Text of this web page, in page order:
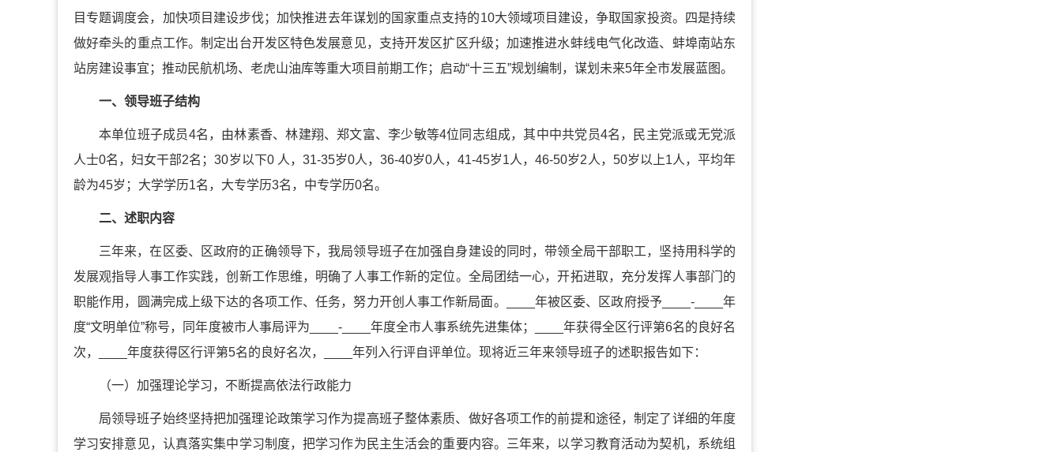
目专题调度会，加快项目建设步伐；加快推进去年谋划的国家重点支持的10大领域项目建设，争取国家投资。四是持续
做好牵头的重点工作。制定出台开发区特色发展意见，支持开发区扩区升级；加速推进水蚌线电气化改造、蚌埠南站东
站房建设事宜；推动民航机场、老虎山油库等重大项目前期工作；启动“十三五”规划编制，谋划未来5年全市发展蓝图。
一、领导班子结构
本单位班子成员4名，由林素香、林建翔、郑文富、李少敏等4位同志组成，其中中共党员4名，民主党派或无党派
人士0名，妇女干部2名；30岁以下0 人，31-35岁0人，36-40岁0人，41-45岁1人，46-50岁2人，50岁以上1人，平均年
龄为45岁；大学学历1名，大专学历3名，中专学历0名。
二、述职内容
三年来，在区委、区政府的正确领导下，我局领导班子在加强自身建设的同时，带领全局干部职工，坚持用科学的
发展观指导人事工作实践，创新工作思维，明确了人事工作新的定位。全局团结一心，开拓进取，充分发挥人事部门的
职能作用，圆满完成上级下达的各项工作、任务，努力开创人事工作新局面。____年被区委、区政府授予____-____年
度“文明单位”称号，同年度被市人事局评为____-____年度全市人事系统先进集体；____年获得全区行评第6名的良好名
次，____年度获得区行评第5名的良好名次，____年列入行评自评单位。现将近三年来领导班子的述职报告如下：
（一）加强理论学习，不断提高依法行政能力
局领导班子始终坚持把加强理论政策学习作为提高班子整体素质、做好各项工作的前提和途径，制定了详细的年度
学习安排意见，认真落实集中学习制度，把学习作为民主生活会的重要内容。三年来，以学习教育活动为契机，系统组